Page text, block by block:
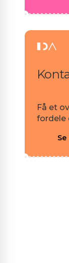
Få et
fordele